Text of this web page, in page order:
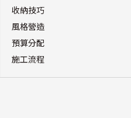
收納技巧
風格營造
預算分配
施工流程